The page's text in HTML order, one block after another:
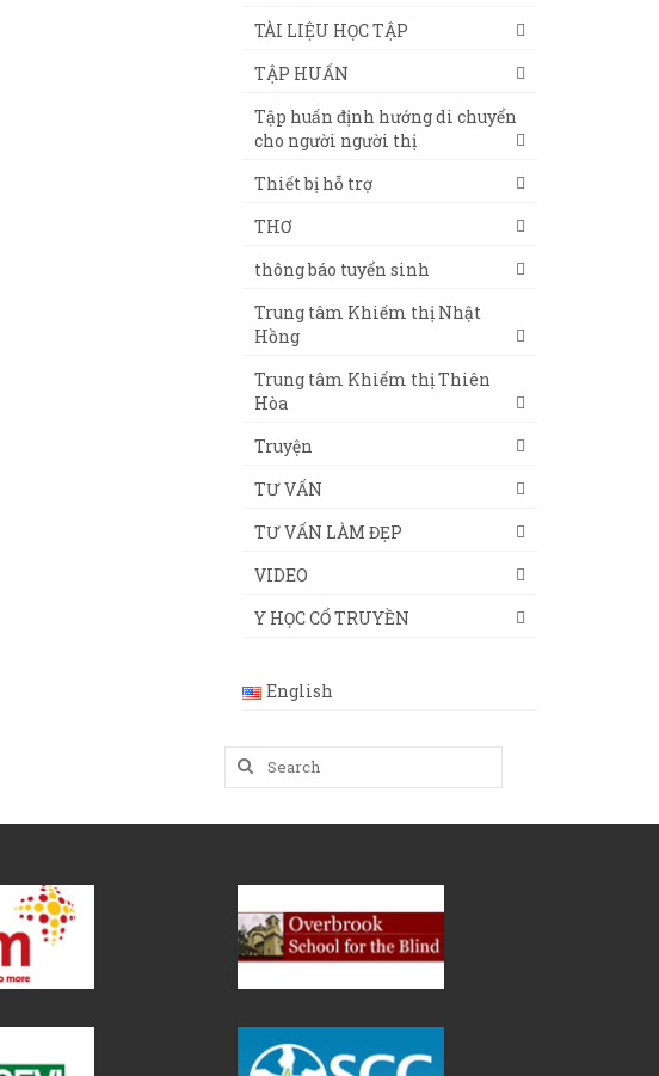
TÀI LIỆU HỌC TẬP
TẬP HUẤN
Tập huấn định hướng di chuyển
cho người người thị
Thiết bị hỗ trợ
THƠ
thông báo tuyển sinh
Trung tâm Khiếm thị Nhật
Hồng
Trung tâm Khiếm thị Thiên
Hòa
Truyện
TƯ VẤN
TƯ VẤN LÀM ĐẸP
VIDEO
Y HỌC CỔ TRUYỀN
English
Search
for: